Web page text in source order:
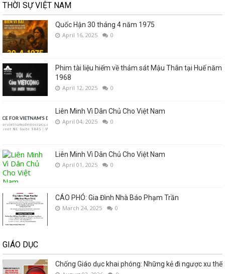
THỜI SỰ VIỆT NAM
Quốc Hận 30 tháng 4 năm 1975
April 16, 2025 0
Phim tài liệu hiếm về thảm sát Mậu Thân tại Huế năm
1968
April 12, 2025 0
Liên Minh Vì Dân Chủ Cho Việt Nam
April 04, 2025 0
Liên Minh Vì Dân Chủ Cho Việt Nam
April 01, 2025 0
CÁO PHÓ: Gia Đình Nhà Báo Phạm Trần
March 24, 2025 0
GIÁO DỤC
Chống Giáo dục khai phóng: Những kẻ đi ngược xu thế